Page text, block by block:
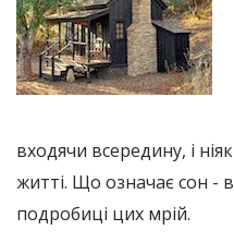
входячи всередину, і
житті. Що означає сон -
подробиці цих мрій.